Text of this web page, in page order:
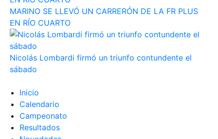
MARINO SE LLEVÓ UN CARRERÓN DE LA FR PLUS
EN RÍO CUARTO
Nicolás Lombardi firmó un triunfo contundente el
sábado
Inicio
Calendario
Campeonato
Resultados